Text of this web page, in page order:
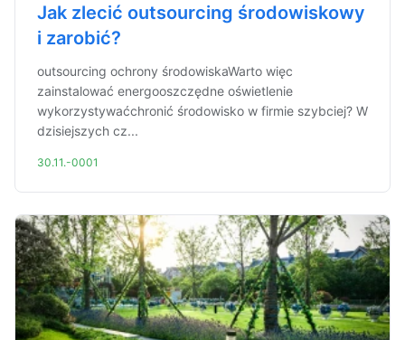
Jak zlecić outsourcing środowiskowy
i zarobić?
outsourcing ochrony środowiskaWarto więc
zainstalować energooszczędne oświetlenie
wykorzystywaćchronić środowisko w firmie szybciej? W
dzisiejszych cz...
30.11.-0001